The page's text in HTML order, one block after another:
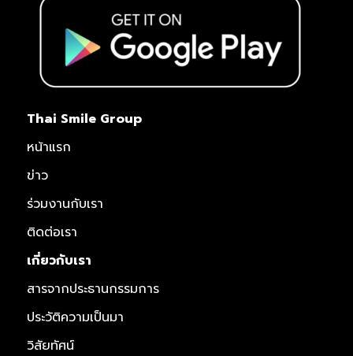
Thai Smile Group
หน้าแรก
ข่าว
ร่วมงานกับเรา
ติดต่อเรา
เกี่ยวกับเรา
สารจากประธานกรรมการ
ประวัติความเป็นมา
วิสัยทัศน์